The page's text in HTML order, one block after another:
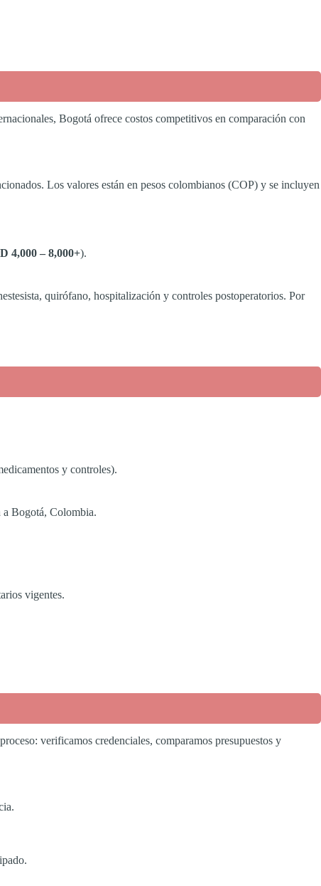
Bogotá ofrece costos competitivos en comparación con
Los valores están en pesos colombianos (COP) y se incluyen
4,000 – 8,000+).
quirófano, hospitalización y controles postoperatorios. Por
y controles).
a Bogotá, Colombia.
vigentes.
verificamos credenciales, comparamos presupuestos y